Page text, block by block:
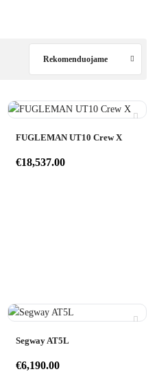
Rekomenduojame
FUGLEMAN UT10 Crew X
€18,537.00
Segway AT5L
€6,190.00